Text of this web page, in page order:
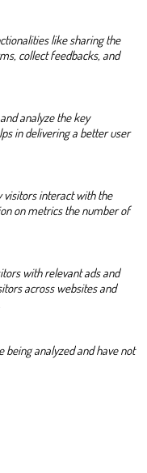
like sharing the
collect feedbacks, and
analyze the key
in delivering a better user
visitors interact with the
on metrics the number of
with relevant ads and
across websites and
being analyzed and have not